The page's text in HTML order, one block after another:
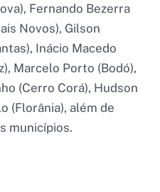
Fernando Bezerra
Novos), Gilson
Inácio Macedo
Marcelo Porto (Bodó),
(Cerro Corá), Hudson
(Florânia), além de
municípios.